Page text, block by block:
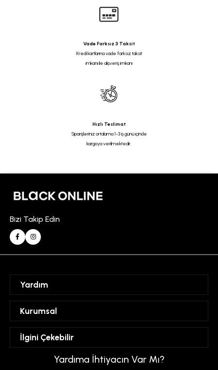
Vade Farksız 3 Taksit
Kredi kartlarına vade farksız taksit
imkanı ile alışveriş imkanı
Hızlı Teslimat
Siparişleriniz ortalama 1-3 iş günü içinde
kargoya verilmektedir.
Bizi Takip Edin
Yardım
Hesabım
Favorilerim
Kurumsal
Mesafeli Satış Sözleşmesi
Üyelik Sözleşmesi
Gizlilik ve Güvenlik Politikası
İlgini Çekebilir
Yardıma İhtiyacın Var Mı?